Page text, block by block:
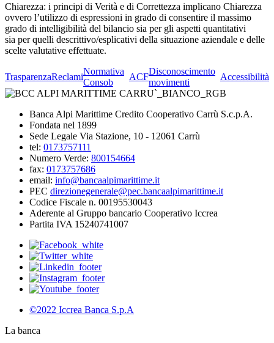
Chiarezza: i principi di Verità e di Correttezza implicano Chiarezza
ovvero l’utilizzo di espressioni in grado di consentire il massimo
grado di intelligibilità del bilancio sia per gli aspetti quantitativi
sia per quelli descrittivo/esplicativi della situazione aziendale e delle
scelte valutative effettuate.
TrasparenzaReclami
Normativa
Consob
ACF
Disconoscimento
movimenti
Accessibilità
Banca Alpi Marittime Credito Cooperativo Carrù S.c.p.A.
Fondata nel 1899
Sede Legale Via Stazione, 10 - 12061 Carrù
tel: 0173757111
Numero Verde: 800154664
fax: 0173757686
email: info@bancaalpimarittime.it
PEC direzionegenerale@pec.bancaalpimarittime.it
Codice Fiscale n. 00195530043
Aderente al Gruppo bancario Cooperativo Iccrea
Partita IVA 15240741007
©2022 Iccrea Banca S.p.A
La banca